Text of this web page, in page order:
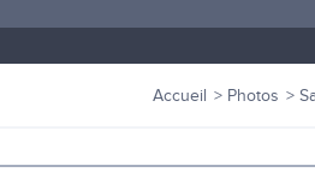
Accueil Photos